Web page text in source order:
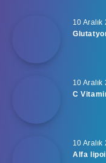
10 Aralık
10 Aralık
C
10 Aralık
Alfa